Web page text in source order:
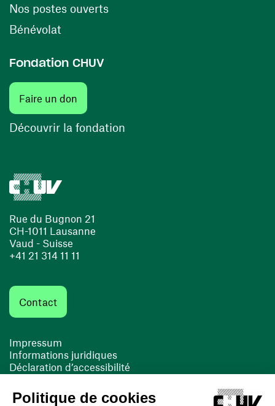
Rue du Bugnon 21
CH-1011 Lausanne
Vaud - Suisse
+41 21 314 11 11
Contact
Impressum
Informations juridiques
Déclaration d’accessibilité
Cookies
Nos postes ouverts(ouvre une nouvelle fenêtre)
Bénévolat
Fondation CHUV
Faire un don
Découvrir la fondation